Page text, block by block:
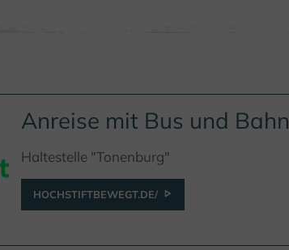
Anreise mit Bus und Bahn
Haltestelle "Tonenburg"
HOCHSTIFTBEWEGT.DE/